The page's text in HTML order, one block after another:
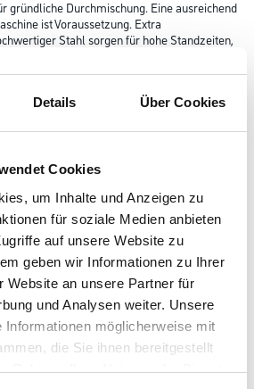
Details Über Cookies
Cookies
um Inhalte und Anzeigen zu
für soziale Medien anbieten
auf unsere Website zu
geben wir Informationen zu Ihrer
Website an unsere Partner für
und Analysen weiter. Unsere
Informationen möglicherweise mit
die Sie ihnen bereitgestellt
Rahmen Ihrer Nutzung der Dienste
gründliche Durchmischung. Eine ausreichend
ist Voraussetzung. Extra
Stahl sorgen für hohe Standzeiten,